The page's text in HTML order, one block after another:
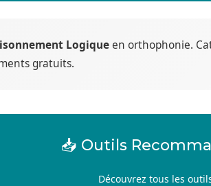
Logiqueen orthophonie.
gratuits.
📥 Outils
Découvrez tous les